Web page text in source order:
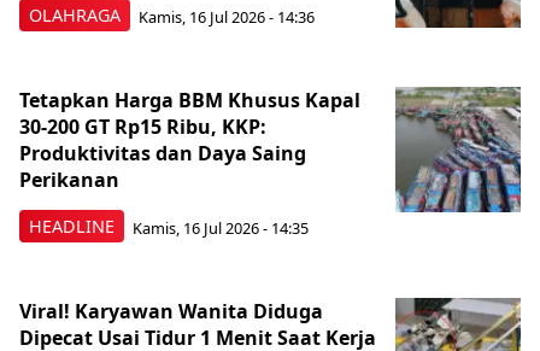
OLAHRAGA Kamis, 16 Jul 2026 - 14:36
HEADLINE
Tetapkan Harga BBM Khusus Kapal
30-200 GT Rp15 Ribu, KKP:
Produktivitas dan Daya Saing
Perikanan
Kamis, 16 Jul 2026 - 14:35
Viral! Karyawan Wanita Diduga
Dipecat Usai Tidur 1 Menit Saat Kerja